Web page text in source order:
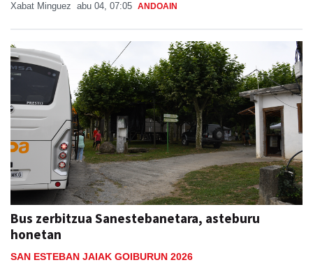
Xabat Minguez abu 04, 07:05 ANDOAIN
Bus zerbitzua Sanestebanetara, asteburu
honetan
SAN ESTEBAN JAIAK GOIBURUN 2026